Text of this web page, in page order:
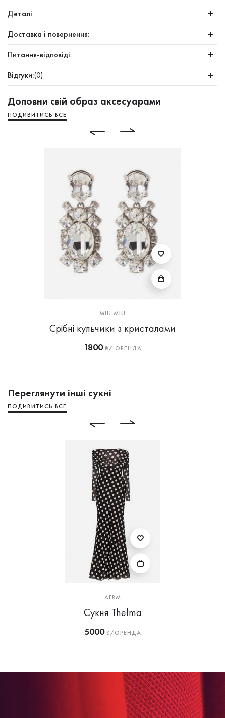
Деталі
Доставка і повернення:
Питання-відповіді:
Відгуки:(0)
Доповни свій образ аксесуарами
ПОДИВИТИСЬ ВСЕ
MIU MIU
Срібні кульчики з кристалами
1800₴/ ОРЕНДА
Переглянути інші сукні
ПОДИВИТИСЬ ВСЕ
AFRM
Сукня Thelma
5000₴/ОРЕНДА